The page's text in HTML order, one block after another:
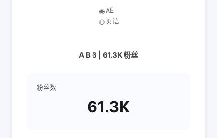
🌐 AE
🌐 英语
A B 6 | 61.3K 粉丝
粉丝数
61.3K